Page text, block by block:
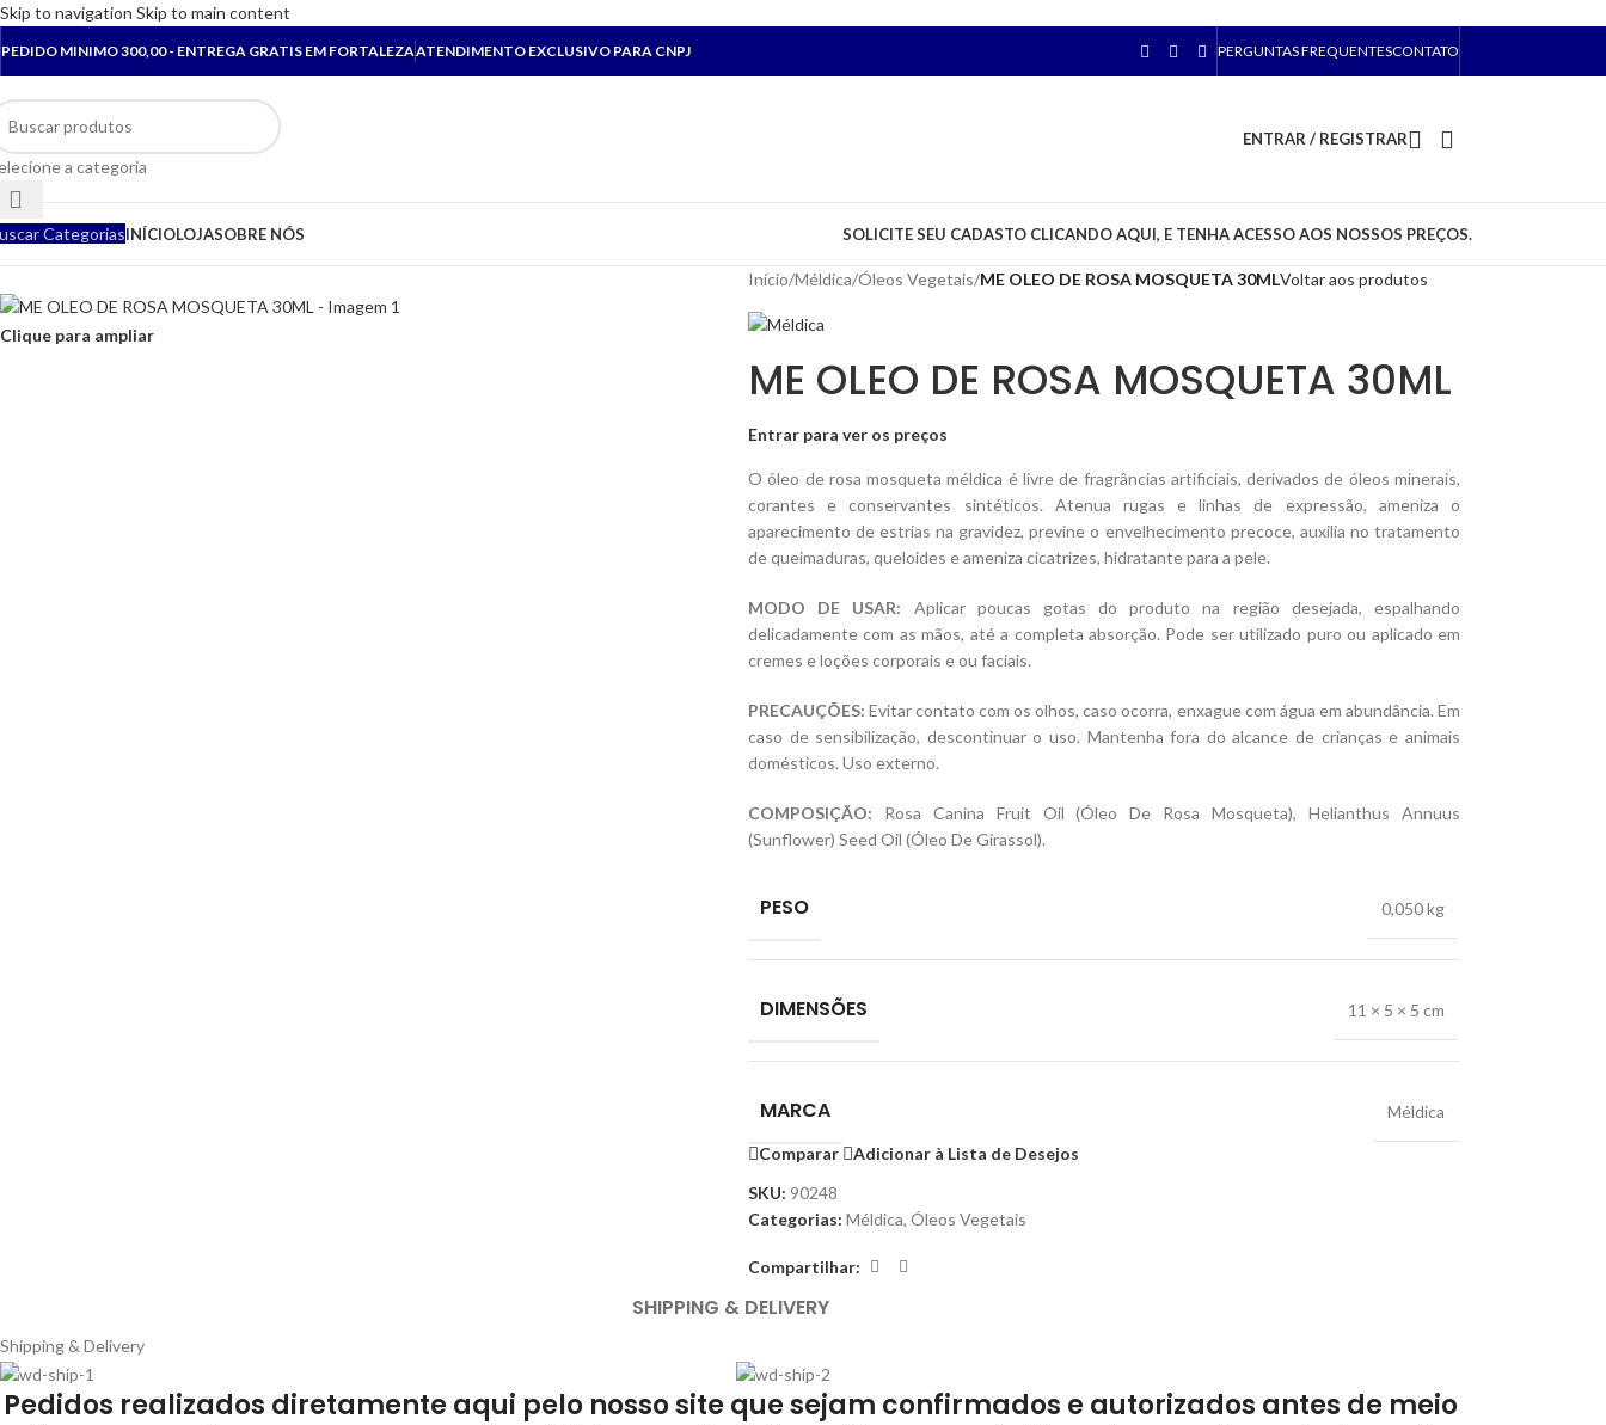
Skip to navigation Skip to main content
PEDIDO MINIMO 300,00 - ENTREGA GRATIS EM FORTALEZAATENDIMENTO EXCLUSIVO PARA CNPJ PERGUNTAS FREQUENTESCONTATO
a categoria
ENTRAR / REGISTRAR
CategoriasINÍCIOLOJASOBRE NÓS SOLICITE SEU CADASTO CLICANDO AQUI, E TENHA ACESSO AOS NOSSOS PREÇOS.
Clique para ampliar
Início/Méldica/Óleos Vegetais/ME OLEO DE ROSA MOSQUETA 30MLVoltar aos produtos
ME OLEO DE ROSA MOSQUETA 30ML
Entrar para ver os preços
O óleo de rosa mosqueta méldica é livre de fragrâncias artificiais, derivados de óleos minerais,
corantes e conservantes sintéticos. Atenua rugas e linhas de expressão, ameniza o
aparecimento de estrias na gravidez, previne o envelhecimento precoce, auxilia no tratamento
de queimaduras, queloides e ameniza cicatrizes, hidratante para a pele.
MODO DE USAR: Aplicar poucas gotas do produto na região desejada, espalhando
delicadamente com as mãos, até a completa absorção. Pode ser utilizado puro ou aplicado em
cremes e loções corporais e ou faciais.
PRECAUÇÕES: Evitar contato com os olhos, caso ocorra, enxague com água em abundância. Em
caso de sensibilização, descontinuar o uso. Mantenha fora do alcance de crianças e animais
domésticos. Uso externo.
COMPOSIÇÃO: Rosa Canina Fruit Oil (Óleo De Rosa Mosqueta), Helianthus Annuus
(Sunflower) Seed Oil (Óleo De Girassol).
PESO 0,050 kg
DIMENSÕES 11 × 5 × 5 cm
MARCA Méldica
Comparar
Adicionar à Lista de Desejos
SKU: 90248
Categorias: Méldica, Óleos Vegetais
Compartilhar:
SHIPPING & DELIVERY
Shipping & Delivery
Pedidos realizados diretamente aqui pelo nosso site que sejam confirmados e autorizados antes de meio